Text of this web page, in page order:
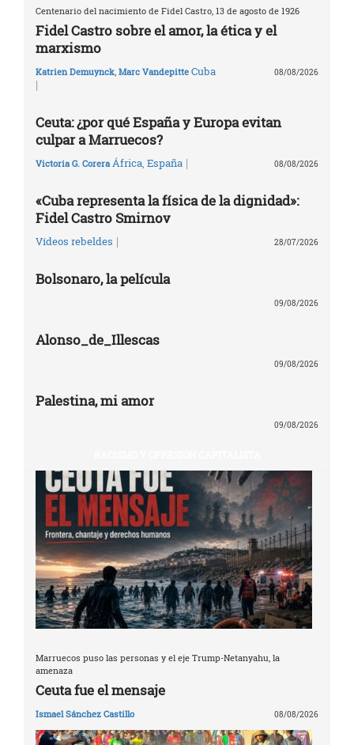
Centenario del nacimiento de Fidel Castro, 13 de agosto de 1926
Fidel Castro sobre el amor, la ética y el
marxismo
Katrien Demuynck, Marc Vandepitte Cuba
|
08/08/2026
Ceuta: ¿por qué España y Europa evitan
culpar a Marruecos?
Victoria G. Corera África España | 08/08/2026
«Cuba representa la física de la dignidad»:
Fidel Castro Smirnov
Vídeos rebeldes | 28/07/2026
Bolsonaro, la película
09/08/2026
Alonso_de_Illescas
09/08/2026
Palestina, mi amor
09/08/2026
Marruecos puso las personas y el eje Trump-Netanyahu, la
amenaza
Ceuta fue el mensaje
Ismael Sánchez Castillo 08/08/2026